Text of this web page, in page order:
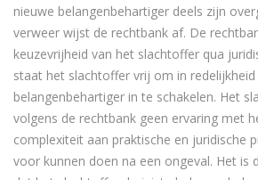
nieuwe belangenbehartiger deels zijn
verweer wijst de rechtbank af. De
keuzevrijheid van het slachtoffer qua
staat het slachtoffer vrij om in redelijkheid
belangenbehartiger in te schakelen. Het
volgens de rechtbank geen ervaring met
complexiteit aan praktische en juridische
voor kunnen doen na een ongeval. Het is